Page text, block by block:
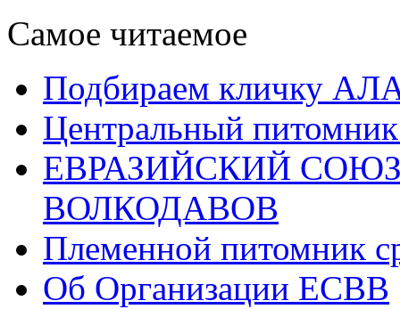
Самое читаемое
Подбираем кличку
Центральный
ЕВРАЗИЙСКИЙ
ВОЛКОДАВОВ
Племенной питомник
Об Организации ЕСВВ